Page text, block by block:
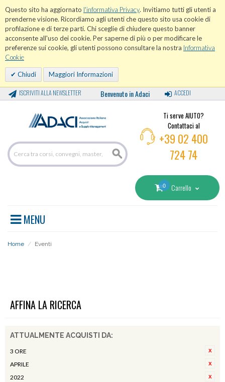
Questo sito ha aggiornato l'informativa Privacy. Invitiamo tutti gli utenti a
prenderne visione. Ricordiamo agli utenti che questo sito usa cookie di
profilazione e di terze parti. Chi sceglie di chiudere questo banner
acconsente all'uso dei cookie. Per saperne di più o per modificare le
preferenze sui cookie, gli utenti possono consultare la nostra Informativa
Cookie
Chiudi Maggiori Informazioni
ISCRIVITI ALLA NEWSLETTER Benvenuto in Adaci ACCEDI
Ti serve AIUTO?
Contattaci al
+39 02 400
724 74
0 Carrello
MENU
Home / Eventi
AFFINA LA RICERCA
ATTUALMENTE ACQUISTI DA:
3 ORE
APRILE
2022